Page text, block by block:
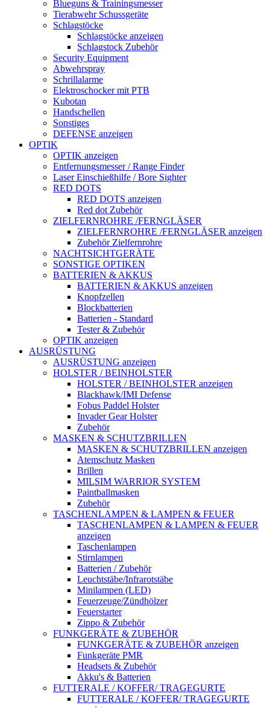
Blueguns & Trainingsmesser
Tierabwehr Schussgeräte
Schlagstöcke
Schlagstöcke anzeigen
Schlagstock Zubehör
Security Equipment
Abwehrspray
Schrillalarme
Elektroschocker mit PTB
Kubotan
Handschellen
Sonstiges
DEFENSE anzeigen
OPTIK
OPTIK anzeigen
Entfernungsmesser / Range Finder
Laser Einschießhilfe / Bore Sighter
RED DOTS
RED DOTS anzeigen
Red dot Zubehör
ZIELFERNROHRE /FERNGLÄSER
ZIELFERNROHRE /FERNGLÄSER anzeigen
Zubehör Zielfernrohre
NACHTSICHTGERÄTE
SONSTIGE OPTIKEN
BATTERIEN & AKKUS
BATTERIEN & AKKUS anzeigen
Knopfzellen
Blockbatterien
Batterien - Standard
Tester & Zubehör
OPTIK anzeigen
AUSRÜSTUNG
AUSRÜSTUNG anzeigen
HOLSTER / BEINHOLSTER
HOLSTER / BEINHOLSTER anzeigen
Blackhawk/IMI Defense
Fobus Paddel Holster
Invader Gear Holster
Zubehör
MASKEN & SCHUTZBRILLEN
MASKEN & SCHUTZBRILLEN anzeigen
Atemschutz Masken
Brillen
MILSIM WARRIOR SYSTEM
Paintballmasken
Zubehör
TASCHENLAMPEN & LAMPEN & FEUER
TASCHENLAMPEN & LAMPEN & FEUER
anzeigen
Taschenlampen
Stirnlampen
Batterien / Zubehör
Leuchtstäbe/Infrarotstäbe
Minilampen (LED)
Feuerzeuge/Zündhölzer
Feuerstarter
Zippo & Zubehör
FUNKGERÄTE & ZUBEHÖR
FUNKGERÄTE & ZUBEHÖR anzeigen
Funkgeräte PMR
Headsets & Zubehör
Akku's & Batterien
FUTTERALE / KOFFER/ TRAGEGURTE
FUTTERALE / KOFFER/ TRAGEGURTE